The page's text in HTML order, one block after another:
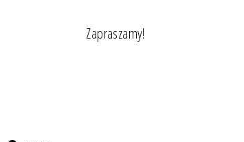
Zapraszamy!